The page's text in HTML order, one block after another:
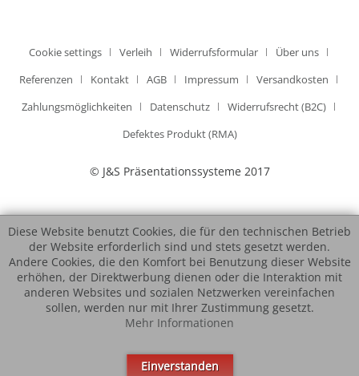
Cookie settings Verleih Widerrufsformular
Über uns
Referenzen
Kontakt AGB Impressum
Versandkosten
Zahlungsmöglichkeiten
Datenschutz
Widerrufsrecht (B2C)
Defektes Produkt (RMA)
© J&S Präsentationssysteme 2017
Diese Website benutzt Cookies, die für den technischen Betrieb
der Website erforderlich sind und stets gesetzt werden.
Andere Cookies, die den Komfort bei Benutzung dieser Website
erhöhen, der Direktwerbung dienen oder die Interaktion mit
anderen Websites und sozialen Netzwerken vereinfachen
sollen, werden nur mit Ihrer Zustimmung gesetzt.
Mehr Informationen
Einverstanden